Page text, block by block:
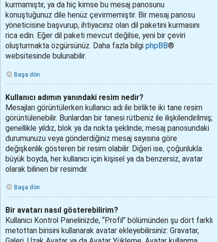
kurmamıştır, ya da hiç kimse bu mesaj panosunu
konuştuğunuz dile henüz çevirmemiştir. Bir mesaj panosu
yöneticisine başvurup, ihtiyacınız olan dil paketini kurmasını
rica edin. Eğer dil paketi mevcut değilse, yeni bir çeviri
oluşturmakta özgürsünüz. Daha fazla bilgi phpBB®
websitesinde bulunabilir.
Başa dön
Kullanıcı adımın yanındaki resim nedir?
Mesajları görüntülerken kullanıcı adı ile birlikte iki tane resim
görüntülenebilir. Bunlardan bir tanesi rütbeniz ile ilişkilendirilmiş;
genellikle yıldız, blok ya da nokta şeklinde; mesaj panosundaki
durumunuzu veya gönderdiğiniz mesaj sayısına göre
değişkenlik gösteren bir resim olabilir. Diğeri ise, çoğunlukla
büyük boyda, her kullanıcı için kişisel ya da benzersiz, avatar
olarak bilinen bir resimdir.
Başa dön
Bir avatarı nasıl gösterebilirim?
Kullanıcı Kontrol Panelinizde, “Profil” bölümünden şu dört farklı
metottan birisini kullanarak avatar ekleyebilirsiniz: Gravatar,